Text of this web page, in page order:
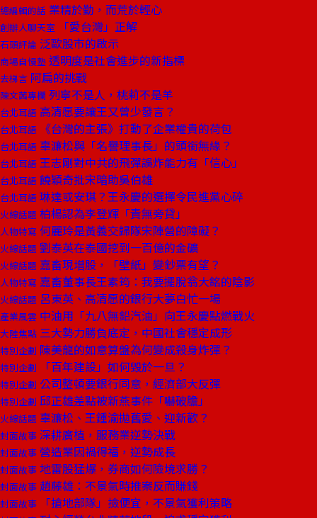
總編輯的話 業精於勤，而荒於輕心
創辦人聊天室 「愛台灣」正解
石頭評論 泛歐股市的啟示
商場自慢塾 透明度是社會進步的新指標
去梯言 阿扁的挑戰
陳文茜專欄 列寧不是人，桃莉不是羊
台北耳語 高清愿要讓王又曾少發言？
台北耳語 《台灣的主張》打動了企業權貴的荷包
台北耳語 辜濂松與「名譽理事長」的頭銜無緣？
台北耳語 王志剛對中共的飛彈誤炸能力有「信心」
台北耳語 饒穎奇批宋暗助吳伯雄
台北耳語 琳達或安琪？王永慶的選擇令民進黨心碎
火線話題 柏楊認為李登輝「責無旁貸」
人物特寫 何麗玲是黃義交歸隊宋陣營的障礙？
火線話題 劉泰英在泰國挖到一百億的金礦
火線話題 嘉畜現增股，「壁紙」變鈔票有望？
人物特寫 嘉畜董事長王素筠：我要擺脫翁大銘的陰影
火線話題 呂東英、高清愿的銀行大夢白忙一場
產業風雲 中油用「九八無鉛汽油」向王永慶點燃戰火
大陸焦點 三大勢力勝負底定，中國社會穩定成形
特別企劃 陳美龍的如意算盤為何變成殺身炸彈？
特別企劃 「百年建設」如何毀於一旦？
特別企劃 公司整頓要銀行同意，經濟部大反彈
特別企劃 邱正雄差點被新燕事件「嚇破膽」
火線話題 辜濂松、王鍾渝拋舊愛、迎新歡？
封面故事 深耕廣植，服務業逆勢決戰
封面故事 營造業因禍得福，逆勢成長
封面故事 地雷股猛爆，券商如何險境求勝？
封面故事 趙藤雄：不景氣時推案反而賺錢
封面故事 「搶地部隊」撿便宜，不景氣獲利策略